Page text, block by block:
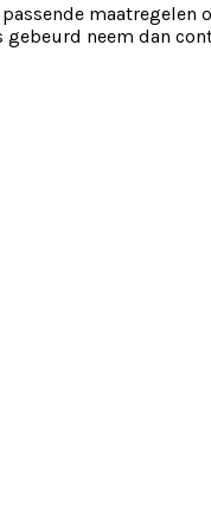
neem dan